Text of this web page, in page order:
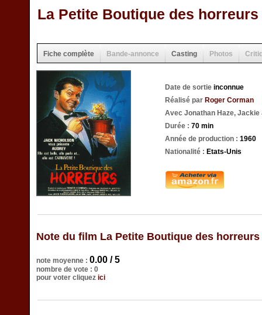
La Petite Boutique des horreurs
Fiche complète Bande-annonce Casting Photos
Date de sortie inconnue
Réalisé par Roger Corman
Avec Jonathan Haze, Jackie
Durée : 70 min
Année de production : 1960
Nationalité : Etats-Unis
Note du film La Petite Boutique des horreurs
note moyenne : 0.00 / 5
nombre de vote : 0
pour voter cliquez ici